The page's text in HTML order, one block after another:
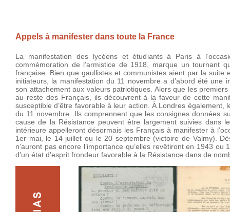
Appels à manifester dans toute la France
La manifestation des lycéens et étudiants à Paris à
commémoration de l’armistice de 1918, marque un tournant
française. Bien que gaullistes et communistes aient par la
initiateurs, la manifestation du 11 novembre a d’abord été une
son attachement aux valeurs patriotiques. Alors que les
au reste des Français, ils découvrent à la faveur de cette
susceptible d’être favorable à leur action. À Londres
du 11 novembre. Ils comprennent que les consignes données
cause de la Résistance peuvent être largement suivies dans
intérieure appelleront désormais les Français à manifester à
1er mai, le 14 juillet ou le 20 septembre (victoire de Valmy).
n’auront pas encore l’importance qu’elles revêtiront en 1943
d’un état d’esprit frondeur favorable à la Résistance dans de